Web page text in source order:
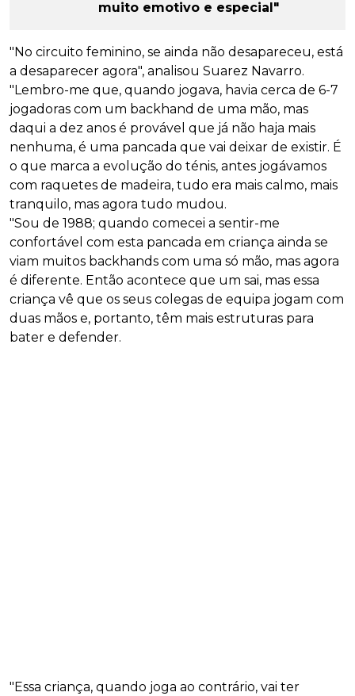
muito emotivo e especial"
"No circuito feminino, se ainda não desapareceu, está
a desaparecer agora", analisou Suarez Navarro.
"Lembro-me que, quando jogava, havia cerca de 6-7
jogadoras com um backhand de uma mão, mas
daqui a dez anos é provável que já não haja mais
nenhuma, é uma pancada que vai deixar de existir. É
o que marca a evolução do ténis, antes jogávamos
com raquetes de madeira, tudo era mais calmo, mais
tranquilo, mas agora tudo mudou.
"Sou de 1988; quando comecei a sentir-me
confortável com esta pancada em criança ainda se
viam muitos backhands com uma só mão, mas agora
é diferente. Então acontece que um sai, mas essa
criança vê que os seus colegas de equipa jogam com
duas mãos e, portanto, têm mais estruturas para
bater e defender.
"Essa criança, quando joga ao contrário, vai ter